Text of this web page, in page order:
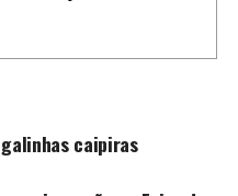
caipiras